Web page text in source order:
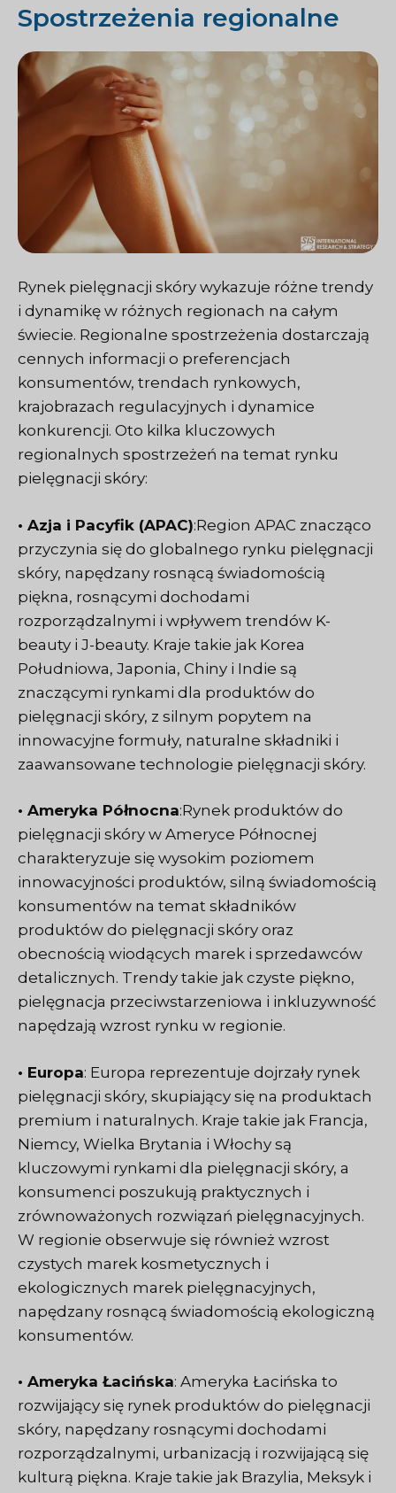
Spostrzeżenia regionalne
Rynek pielęgnacji skóry wykazuje różne trendy
i dynamikę w różnych regionach na całym
świecie. Regionalne spostrzeżenia dostarczają
cennych informacji o preferencjach
konsumentów, trendach rynkowych,
krajobrazach regulacyjnych i dynamice
konkurencji. Oto kilka kluczowych
regionalnych spostrzeżeń na temat rynku
pielęgnacji skóry:
• Azja i Pacyfik (APAC):Region APAC znacząco
przyczynia się do globalnego rynku pielęgnacji
skóry, napędzany rosnącą świadomością
piękna, rosnącymi dochodami
rozporządzalnymi i wpływem trendów K-
beauty i J-beauty. Kraje takie jak Korea
Południowa, Japonia, Chiny i Indie są
znaczącymi rynkami dla produktów do
pielęgnacji skóry, z silnym popytem na
innowacyjne formuły, naturalne składniki i
zaawansowane technologie pielęgnacji skóry.
• Ameryka Północna:Rynek produktów do
pielęgnacji skóry w Ameryce Północnej
charakteryzuje się wysokim poziomem
innowacyjności produktów, silną świadomością
konsumentów na temat składników
produktów do pielęgnacji skóry oraz
obecnością wiodących marek i sprzedawców
detalicznych. Trendy takie jak czyste piękno,
pielęgnacja przeciwstarzeniowa i inkluzywność
napędzają wzrost rynku w regionie.
• Europa: Europa reprezentuje dojrzały rynek
pielęgnacji skóry, skupiający się na produktach
premium i naturalnych. Kraje takie jak Francja,
Niemcy, Wielka Brytania i Włochy są
kluczowymi rynkami dla pielęgnacji skóry, a
konsumenci poszukują praktycznych i
zrównoważonych rozwiązań pielęgnacyjnych.
W regionie obserwuje się również wzrost
czystych marek kosmetycznych i
ekologicznych marek pielęgnacyjnych,
napędzany rosnącą świadomością ekologiczną
konsumentów.
• Ameryka Łacińska: Ameryka Łacińska to
rozwijający się rynek produktów do pielęgnacji
skóry, napędzany rosnącymi dochodami
rozporządzalnymi, urbanizacją i rozwijającą się
kulturą piękna. Kraje takie jak Brazylia, Meksyk i